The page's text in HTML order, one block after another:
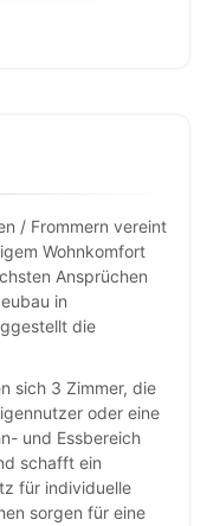
/ Frommern vereint
Wohnkomfort
Ansprüchen
in
die
sich 3 Zimmer, die
oder eine
und Essbereich
schafft ein
für individuelle
sorgen für eine